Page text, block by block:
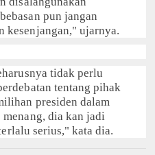
pun jangan
kesenjangan," ujarnya.
tidak perlu
tentang pihak
presiden dalam
dia kan jadi
serius," kata dia.